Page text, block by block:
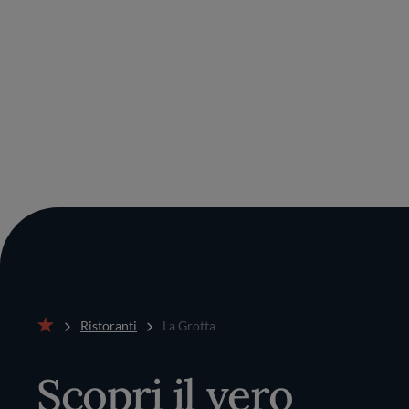
Ristoranti La Grotta
Scopri il vero